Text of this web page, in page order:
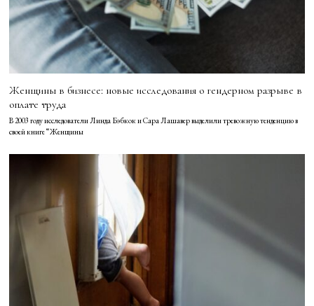
Женщины в бизнесе: новые исследования о гендерном разрыве в
оплате труда
В 2003 году исследователи Линда Бэбкок и Сара Лашавер выделили тревожную тенденцию в
своей книге “Женщины